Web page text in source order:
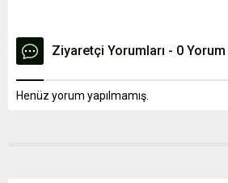
Ziyaretçi Yorumları - 0 Yorum
Henüz yorum yapılmamış.